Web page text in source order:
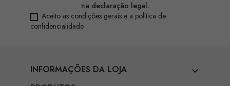
na declaração legal.
Aceito as condições gerais e a política de
confidencialidade
INFORMAÇÕES DA LOJA 